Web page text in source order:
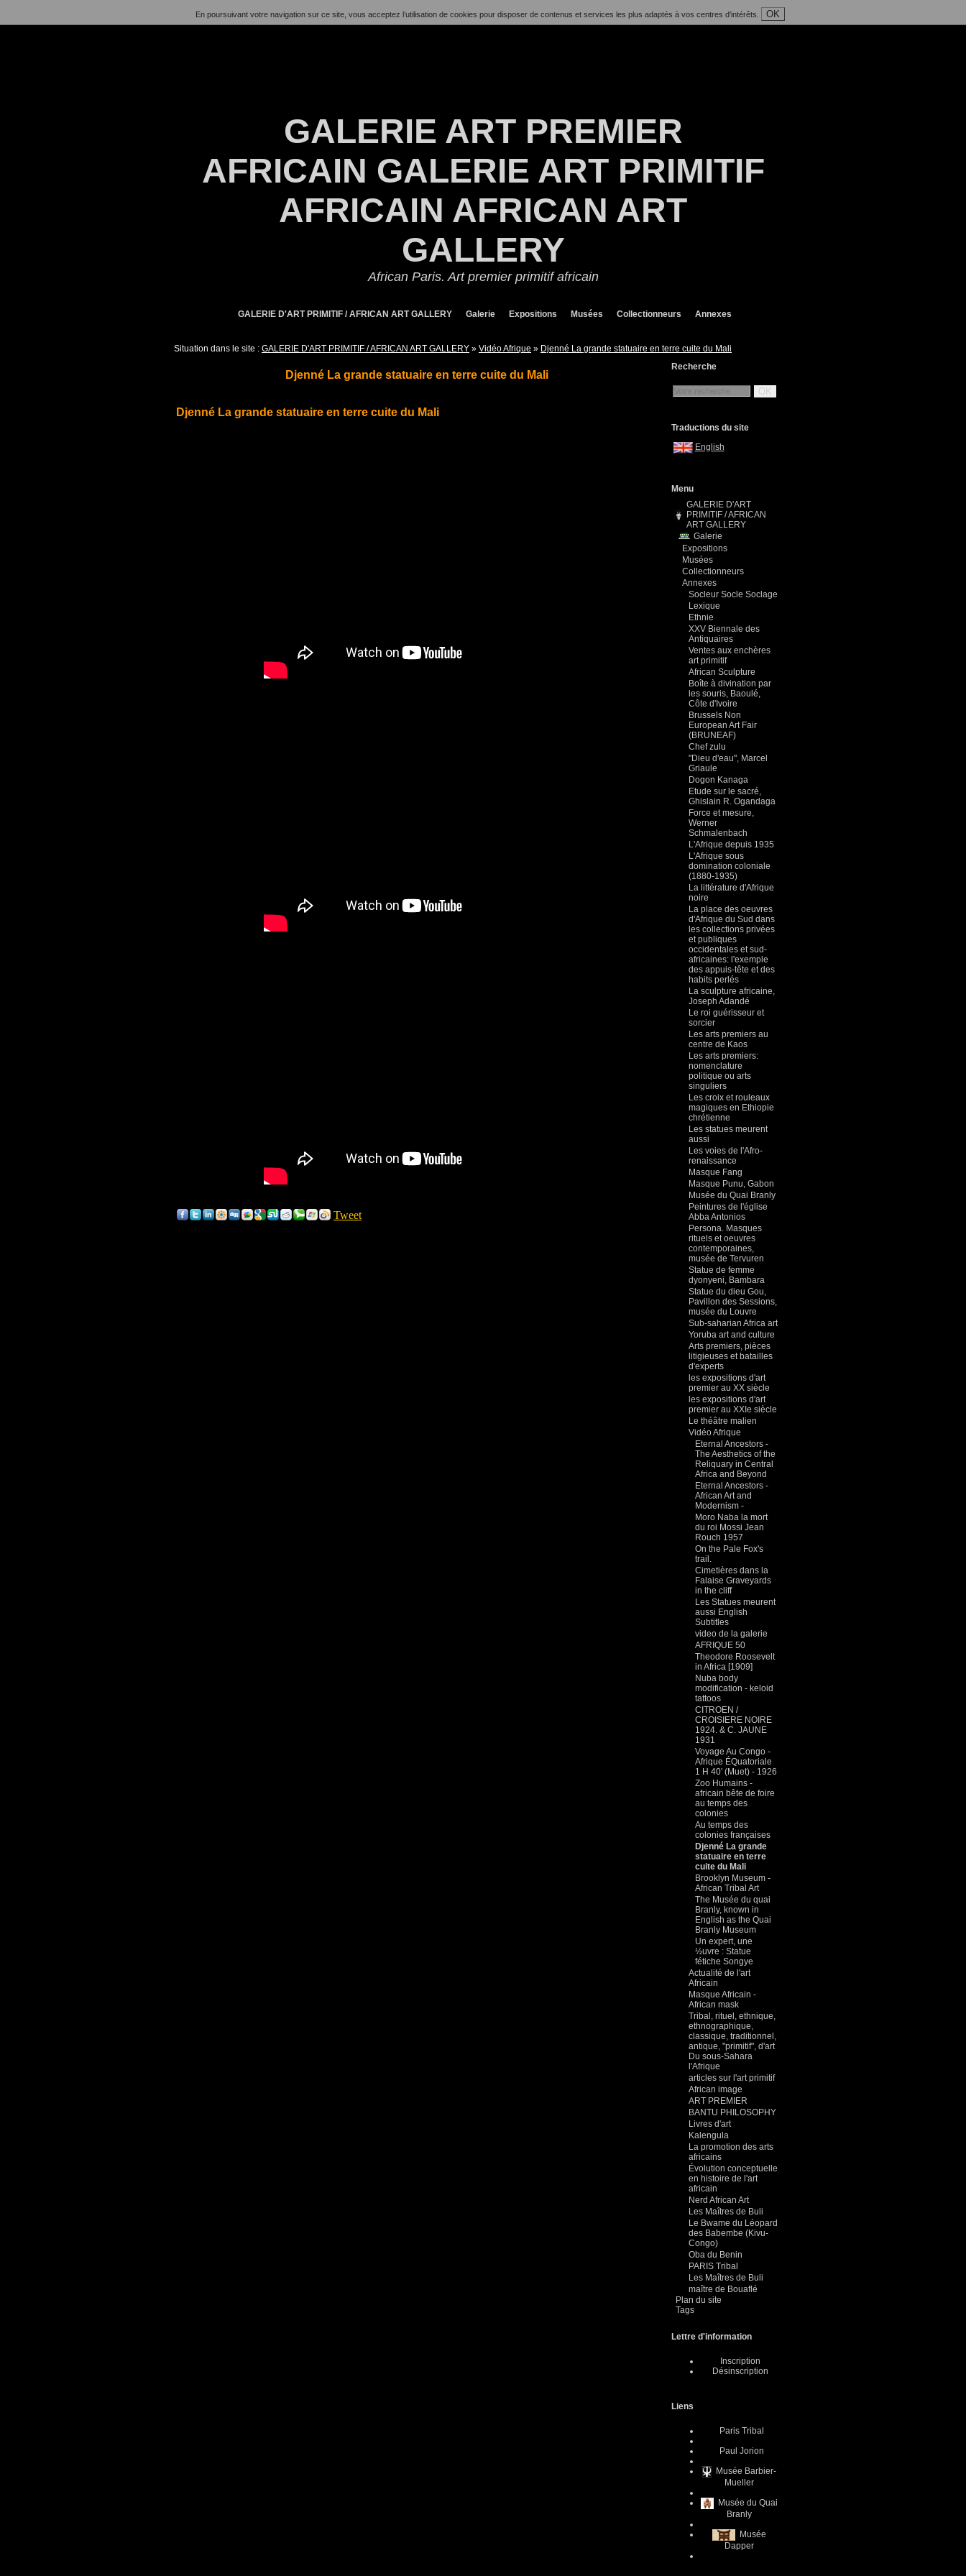
En poursuivant votre navigation sur ce site, vous acceptez l’utilisation de cookies pour disposer de contenus et services les plus adaptés à vos centres d'intérêts. OK
GALERIE ART PREMIER
AFRICAIN GALERIE ART PRIMITIF
AFRICAIN AFRICAN ART
GALLERY
African Paris. Art premier primitif africain
GALERIE D'ART PRIMITIF / AFRICAN ART GALLERY Galerie Expositions Musées Collectionneurs Annexes
Situation dans le site : GALERIE D'ART PRIMITIF / AFRICAN ART GALLERY » Vidéo Afrique » Djenné La grande statuaire en terre cuite du Mali
Djenné La grande statuaire en terre cuite du Mali
Djenné La grande statuaire en terre cuite du Mali
Tweet
Recherche
OK
Traductions du site
English
Menu
GALERIE D'ART
PRIMITIF / AFRICAN
ART GALLERY
Galerie
Expositions
Musées
Collectionneurs
Annexes
Socleur Socle Soclage
Lexique
Ethnie
XXV Biennale des
Antiquaires
Ventes aux enchères
art primitif
African Sculpture
Boîte à divination par
les souris, Baoulé,
Côte d'Ivoire
Brussels Non
European Art Fair
(BRUNEAF)
Chef zulu
"Dieu d'eau", Marcel
Griaule
Dogon Kanaga
Etude sur le sacré,
Ghislain R. Ogandaga
Force et mesure,
Werner
Schmalenbach
L'Afrique depuis 1935
L'Afrique sous
domination coloniale
(1880-1935)
La littérature d'Afrique
noire
La place des oeuvres
d'Afrique du Sud dans
les collections privées
et publiques
occidentales et sud-
africaines: l'exemple
des appuis-tête et des
habits perlés
La sculpture africaine,
Joseph Adandé
Le roi guérisseur et
sorcier
Les arts premiers au
centre de Kaos
Les arts premiers:
nomenclature
politique ou arts
singuliers
Les croix et rouleaux
magiques en Ethiopie
chrétienne
Les statues meurent
aussi
Les voies de l'Afro-
renaissance
Masque Fang
Masque Punu, Gabon
Musée du Quai Branly
Peintures de l'église
Abba Antonios
Persona. Masques
rituels et oeuvres
contemporaines,
musée de Tervuren
Statue de femme
dyonyeni, Bambara
Statue du dieu Gou,
Pavillon des Sessions,
musée du Louvre
Sub-saharian Africa art
Yoruba art and culture
Arts premiers, pièces
litigieuses et batailles
d'experts
les expositions d'art
premier au XX siècle
les expositions d'art
premier au XXIe siècle
Le théâtre malien
Vidéo Afrique
Eternal Ancestors -
The Aesthetics of the
Reliquary in Central
Africa and Beyond
Eternal Ancestors -
African Art and
Modernism -
Moro Naba la mort
du roi Mossi Jean
Rouch 1957
On the Pale Fox's
trail.
Cimetières dans la
Falaise Graveyards
in the cliff
Les Statues meurent
aussi English
Subtitles
video de la galerie
AFRIQUE 50
Theodore Roosevelt
in Africa [1909]
Nuba body
modification - keloid
tattoos
CITROEN /
CROISIERE NOIRE
1924. & C. JAUNE
1931
Voyage Au Congo -
Afrique ÉQuatoriale
1 H 40' (Muet) - 1926
Zoo Humains -
africain bête de foire
au temps des
colonies
Au temps des
colonies françaises
Djenné La grande
statuaire en terre
cuite du Mali
Brooklyn Museum -
African Tribal Art
The Musée du quai
Branly, known in
English as the Quai
Branly Museum
Un expert, une
½uvre : Statue
fétiche Songye
Actualité de l'art
Africain
Masque Africain -
African mask
Tribal, rituel, ethnique,
ethnographique,
classique, traditionnel,
antique, "primitif", d'art
Du sous-Sahara
l'Afrique
articles sur l'art primitif
African image
ART PREMIER
BANTU PHILOSOPHY
Livres d'art
Kalengula
La promotion des arts
africains
Évolution conceptuelle
en histoire de l'art
africain
Nerd African Art
Les Maîtres de Buli
Le Bwame du Léopard
des Babembe (Kivu-
Congo)
Oba du Benin
PARIS Tribal
Les Maîtres de Buli
maître de Bouaflé
Plan du site
Tags
Lettre d'information
Inscription
Désinscription
Liens
Paris Tribal
Paul Jorion
Musée Barbier-
Mueller
Musée du Quai
Branly
Musée
Dapper